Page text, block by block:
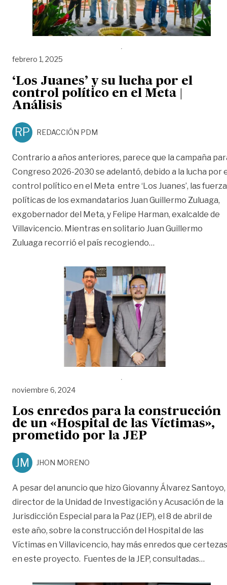
febrero 1, 2025
‘Los Juanes’ y su lucha por el
control político en el Meta |
Análisis
RP REDACCIÓN PDM
Contrario a años anteriores, parece que la campaña
Congreso 2026-2030 se adelantó, debido a la lucha por
control político en el Meta entre ‘Los Juanes’, las
políticas de los exmandatarios Juan Guillermo Zuluaga,
exgobernador del Meta, y Felipe Harman, exalcalde de
Villavicencio. Mientras en solitario Juan Guillermo
Zuluaga recorrió el país recogiendo…
noviembre 6, 2024
Los enredos para la construcción
de un «Hospital de las Víctimas»,
prometido por la JEP
JM JHON MORENO
A pesar del anuncio que hizo Giovanny Álvarez Santoyo,
director de la Unidad de Investigación y Acusación de la
Jurisdicción Especial para la Paz (JEP), el 8 de abril de
este año, sobre la construcción del Hospital de las
Víctimas en Villavicencio, hay más enredos que certezas
en este proyecto. Fuentes de la JEP, consultadas…